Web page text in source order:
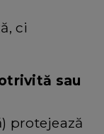
ci
sau
protejează